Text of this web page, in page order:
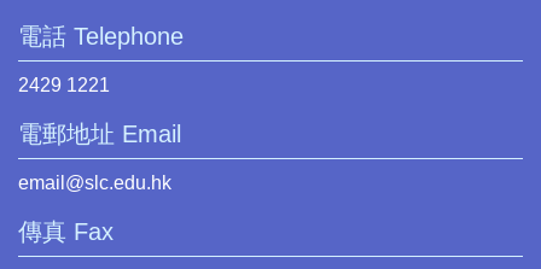
電話 Telephone
2429 1221
電郵地址 Email
email@slc.edu.hk
傳真 Fax